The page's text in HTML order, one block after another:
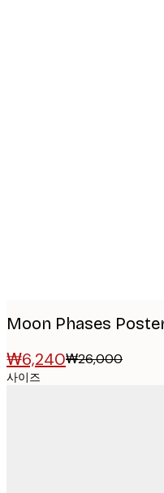
Moon Phases
₩6,240₩26,000
사이즈